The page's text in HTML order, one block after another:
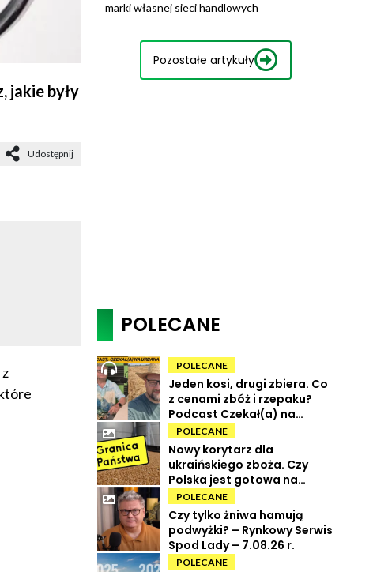
jakie były
Udostępnij
marki własnej sieci handlowych
Pozostałe artykuły
POLECANE
POLECANE
Jeden kosi, drugi zbiera. Co
z cenami zbóż i rzepaku?
Podcast Czekał(a) na
Urbana odc. 73
POLECANE
Nowy korytarz dla
ukraińskiego zboża. Czy
Polska jest gotowa na
powrót tranzytu?
POLECANE
Czy tylko żniwa hamują
podwyżki? – Rynkowy Serwis
Spod Lady – 7.08.26 r.
POLECANE